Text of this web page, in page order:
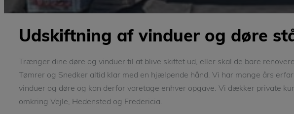
Udskiftning af vinduer og døre
Trænger dine døre og vinduer til at blive skiftet ud, eller skal de bare
Tømrer og Snedker altid klar med en hjælpende hånd. Vi har mange års
vinduer og døre og kan derfor varetage enhver opgave. Vi dækker private
omkring Vejle, Hedensted og Fredericia.